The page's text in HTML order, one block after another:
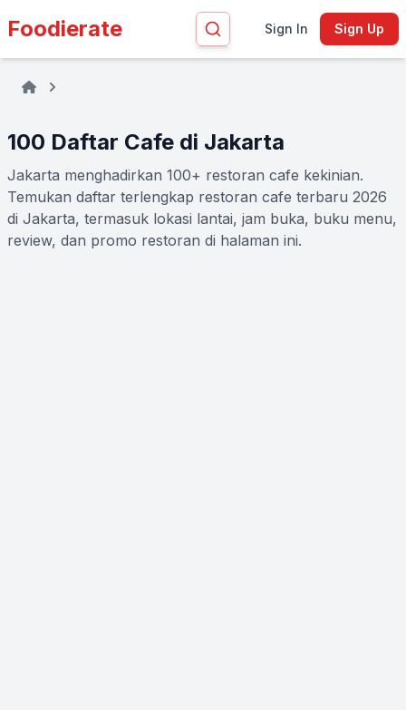
Foodierate Sign In Sign Up
100 Daftar Cafe di Jakarta
Jakarta menghadirkan 100+ restoran cafe kekinian.
Temukan daftar terlengkap restoran cafe terbaru 2026
di Jakarta, termasuk lokasi lantai, jam buka, buku menu,
review, dan promo restoran di halaman ini.